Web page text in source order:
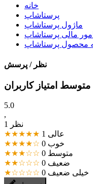
خانه
پرستاشاپ
ماژول پرستاشاپ
مالی پرستاشاپ
محصول پرستاشاپ
نظر / پرسش
متوسط امتیاز کاربران
5.0
,
1 نظر
★★★★★
عالی 1
★★★★☆
خوب 0
★★★☆☆
متوسط 0
★★☆☆☆
ضعیف 0
★☆☆☆☆
خیلی ضعیف 0